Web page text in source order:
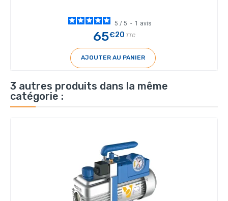
5 / 5 - 1 avis
65€20 TTC
AJOUTER AU PANIER
3 autres produits dans la même
catégorie :